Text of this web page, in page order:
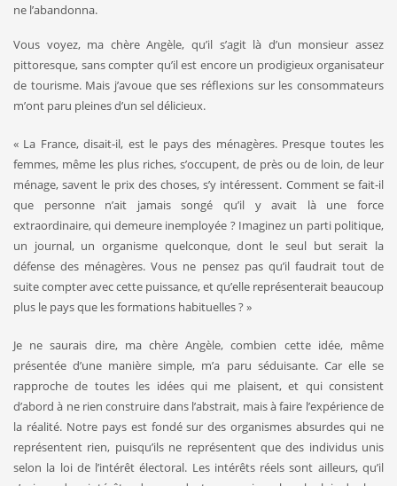
ne l’abandonna.
Vous voyez, ma chère Angèle, qu’il s’agit là d’un monsieur assez
pittoresque, sans compter qu’il est encore un prodigieux organisa­teur
de tourisme. Mais j’avoue que ses réflexions sur les consom­mateurs
m’ont paru pleines d’un sel délicieux.
« La France, disait-il, est le pays des ménagères. Presque toutes les
femmes, même les plus riches, s’occupent, de près ou de loin, de leur
ménage, savent le prix des choses, s’y intéressent. Comment se fait-il
que personne n’ait jamais songé qu’il y avait là une force
extraordinaire, qui demeure inemployée ? Imaginez un parti politi­que,
un journal, un organisme quelconque, dont le seul but serait la
défense des ménagères. Vous ne pensez pas qu’il faudrait tout de
suite compter avec cette puissance, et qu’elle représenterait beau­coup
plus le pays que les formations habituelles ? »
Je ne saurais dire, ma chère Angèle, combien cette idée, même
présentée d’une manière simple, m’a paru séduisante. Car elle se
rapproche de toutes les idées qui me plaisent, et qui consistent
d’abord à ne rien construire dans l’abstrait, mais à faire l’expérience de
la réalité. Notre pays est fondé sur des organismes absurdes qui ne
représentent rien, puisqu’ils ne représentent que des individus unis
selon la loi de l’intérêt électoral. Les intérêts réels sont ailleurs, qu’il